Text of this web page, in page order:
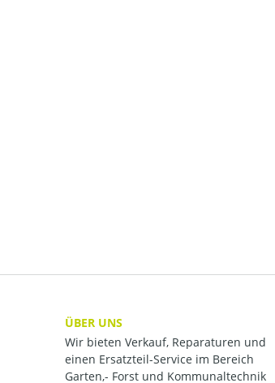
ÜBER UNS
Wir bieten Verkauf, Reparaturen und
einen Ersatzteil-Service im Bereich
Garten,- Forst und Kommunaltechnik